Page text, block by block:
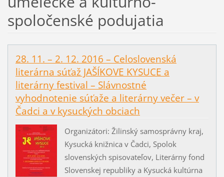
spoločenské podujatia
28. 11. – 2. 12. 2016 – Celoslovenská
literárna súťaž JAŠÍKOVE KYSUCE a
literárny festival – Slávnostné
vyhodnotenie súťaže a literárny večer – v
Čadci a v kysuckých obciach
Organizátori: Žilinský samosprávny kraj,
Kysucká knižnica v Čadci, Spolok
slovenských spisovateľov, Literárny fond
Slovenskej republiky a Kysucká kultúrna